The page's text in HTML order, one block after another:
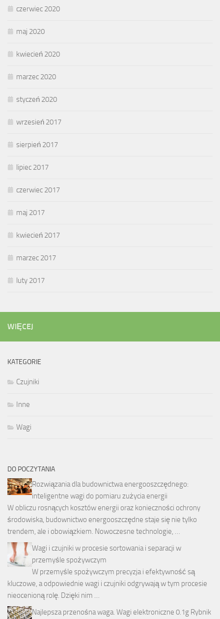
czerwiec 2020
maj 2020
kwiecień 2020
marzec 2020
styczeń 2020
wrzesień 2017
sierpień 2017
lipiec 2017
czerwiec 2017
maj 2017
kwiecień 2017
marzec 2017
luty 2017
WIĘCEJ
KATEGORIE
Czujniki
Inne
Wagi
DO POCZYTANIA
Rozwiązania dla budownictwa energooszczędnego:
inteligentne wagi do pomiaru zużycia energii
W obliczu rosnących kosztów energii oraz konieczności ochrony
środowiska, budownictwo energooszczędne staje się nie tylko
trendem, ale i obowiązkiem. Nowoczesne technologie, …
Wagi i czujniki w procesie sortowania i separacji w
przemyśle spożywczym
W przemyśle spożywczym precyzja i efektywność są
kluczowe, a odpowiednie wagi i czujniki odgrywają w tym procesie
nieocenioną rolę. Dzięki nim …
Najlepsza przenośna waga. Wagi elektroniczne 0.1g Rybnik